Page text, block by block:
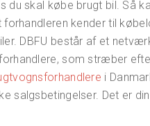
du skal købe brugt bil. Så
forhandleren kender til
DBFU består af et
som stræber
i
salgsbetingelser. Det er